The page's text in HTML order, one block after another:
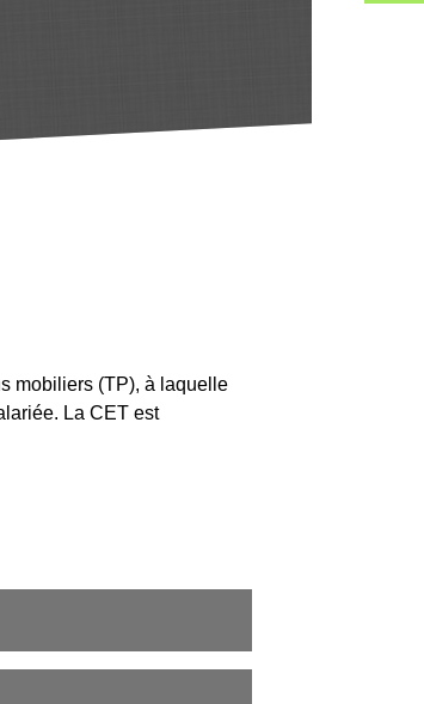
mobiliers (TP), à laquelle
La CET est